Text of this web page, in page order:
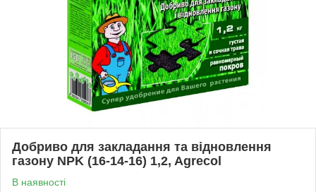
Добриво для закладання та відновлення
газону NPK (16-14-16) 1,2, Agrecol
В наявності